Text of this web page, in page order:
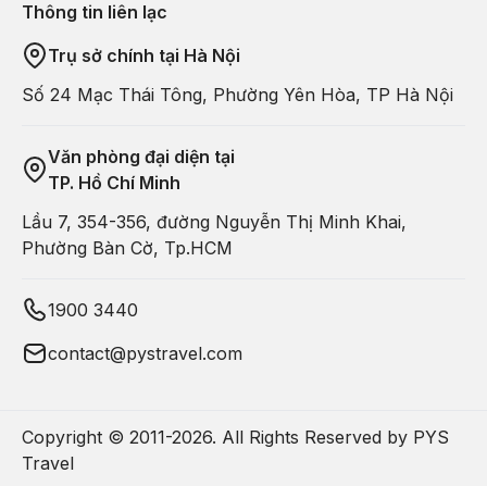
Thông tin liên lạc
Trụ sở chính tại Hà Nội
Số 24 Mạc Thái Tông, Phường Yên Hòa, TP Hà Nội
Văn phòng đại diện tại
TP. Hồ Chí Minh
Lầu 7, 354-356, đường Nguyễn Thị Minh Khai,
Phường Bàn Cờ, Tp.HCM
1900 3440
contact@pystravel.com
Copyright © 2011-2026. All Rights Reserved by PYS
Travel